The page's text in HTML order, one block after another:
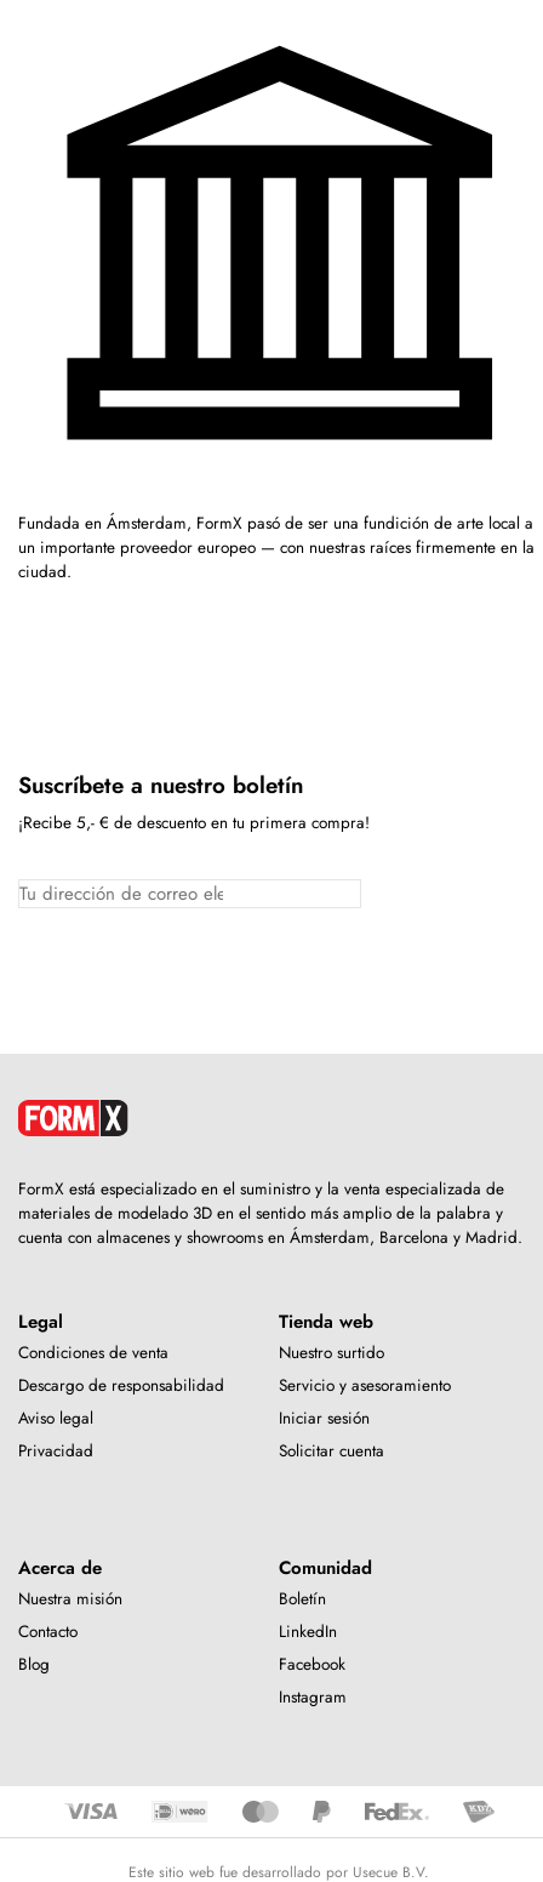
Fundada en Ámsterdam, FormX pasó de ser una fundición de arte local a
un importante proveedor europeo — con nuestras raíces firmemente en la
ciudad.
Suscríbete a nuestro boletín
¡Recibe 5,- € de descuento en tu primera compra!
FormX está especializado en el suministro y la venta especializada de
materiales de modelado 3D en el sentido más amplio de la palabra y
cuenta con almacenes y showrooms en Ámsterdam, Barcelona y Madrid.
Legal
Condiciones de venta
Descargo de responsabilidad
Aviso legal
Privacidad
Tienda web
Nuestro surtido
Servicio y asesoramiento
Iniciar sesión
Solicitar cuenta
Acerca de
Nuestra misión
Contacto
Blog
Comunidad
Boletín
LinkedIn
Facebook
Instagram
Este sitio web fue desarrollado por Usecue B.V.